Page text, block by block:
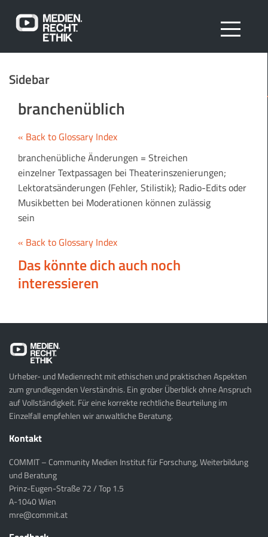
Sidebar
branchenüblich
« Back to Glossary Index
branchenübliche Änderungen = Streichen
einzelner Textpassagen bei Theaterinszenierungen;
Lektoratsänderungen (Fehler, Stilistik); Radio-Edits oder
Musikbetten bei Moderationen können zulässig
sein
« Back to Glossary Index
Das könnte dich auch noch
interessieren
Urheber- und Medienrecht mit ethischen und praktischen Aspekten
zum grundlegenden Verständnis. Ein grober Überblick ohne Anspruch
auf Vollständigkeit. Für eine korrekte rechtliche Beurteilung im
Einzelfall empfehlen wir anwaltliche Beratung.
Kontakt
COMMIT – Community Medien Institut für Forschung, Weiterbildung
und Beratung
Prinz-Eugen-Straße 72 / Top 1.5
A-1040 Wien
mre@commit.at